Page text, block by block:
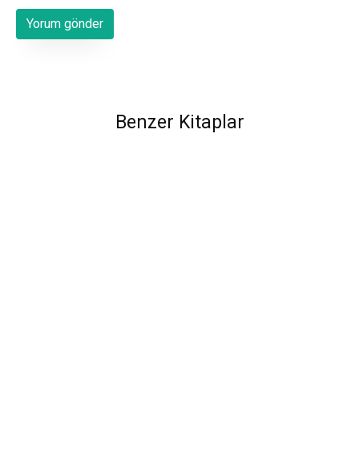
Benzer Kitaplar